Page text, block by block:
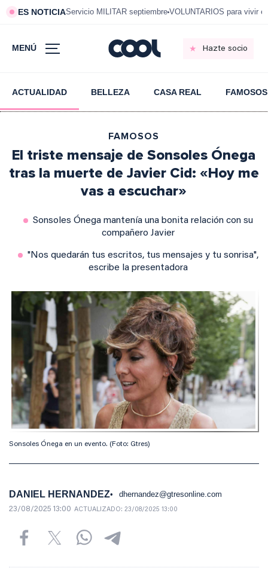
ES NOTICIAServicio MILITAR septiembre VOLUNTARIOS para vivir
MENÚ Hazte socio
ACTUALIDAD BELLEZA CASA REAL FAMOSOS
FAMOSOS
El triste mensaje de Sonsoles Ónega
tras la muerte de Javier Cid: «Hoy me
vas a escuchar»
Sonsoles Ónega mantenía una bonita relación con su
compañero Javier
"Nos quedarán tus escritos, tus mensajes y tu sonrisa",
escribe la presentadora
Sonsoles Ónega en un evento. (Foto: Gtres)
DANIEL HERNANDEZ dhernandez@gtresonline.com
23/08/2025 13:00 ACTUALIZADO: 23/08/2025 13:00